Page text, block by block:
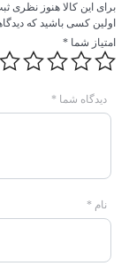
برای این کالا هنوز نظری
اولین کسی باشید که
امتیاز شما *
دیدگاه شما *
نام *